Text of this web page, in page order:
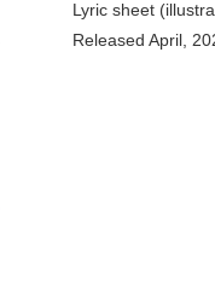
Lyric sheet
Released April,